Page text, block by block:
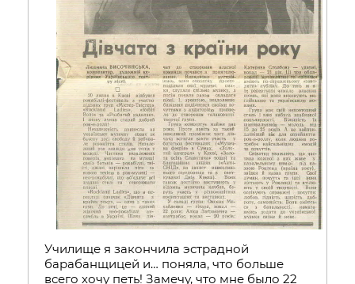
Училище я закончила эстрадной
барабанщицей и… поняла, что больше
всего хочу петь! Замечу, что мне было 22